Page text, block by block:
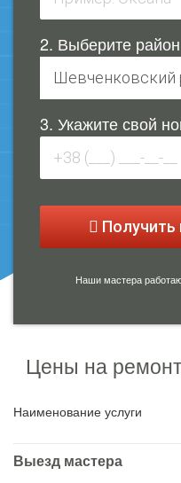
2. Выберите
3. Укажите свой
Наши мастера
Цены на
Наименование услуги
Выезд мастера